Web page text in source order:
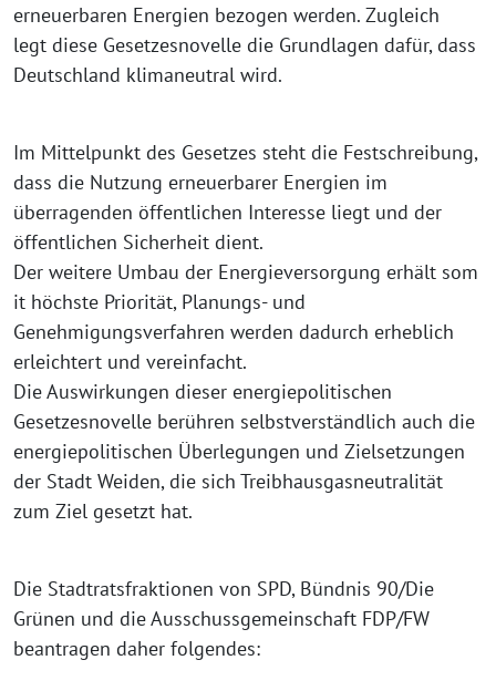
erneuerbaren Energien bezogen werden. Zugleich
legt diese Gesetzesnovelle die Grundlagen dafür, dass
Deutschland klimaneutral wird.
Im Mittelpunkt des Gesetzes steht die Festschreibung,
dass die Nutzung erneuerbarer Energien im
überragenden öffentlichen Interesse liegt und der
öffentlichen Sicherheit dient.
Der weitere Umbau der Energieversorgung erhält som
it höchste Priorität, Planungs- und
Genehmigungsverfahren werden dadurch erheblich
erleichtert und vereinfacht.
Die Auswirkungen dieser energiepolitischen
Gesetzesnovelle berühren selbstverständlich auch die
energiepolitischen Überlegungen und Zielsetzungen
der Stadt Weiden, die sich Treibhausgasneutralität
zum Ziel gesetzt hat.
Die Stadtratsfraktionen von SPD, Bündnis 90/Die
Grünen und die Ausschussgemeinschaft FDP/FW
beantragen daher folgendes: